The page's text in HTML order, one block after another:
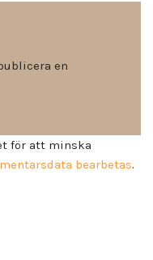
en
för att minska
bearbetas.